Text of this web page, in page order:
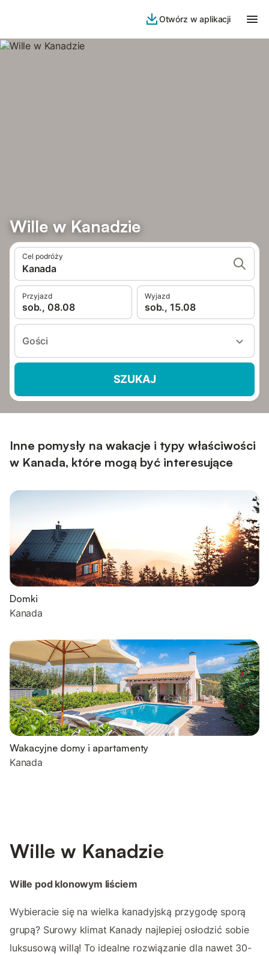
Otwórz w aplikacji
Wille w Kanadzie
Cel podróży
Kanada
Przyjazd
sob., 08.08
Wyjazd
sob., 15.08
Gości
SZUKAJ
Inne pomysły na wakacje i typy właściwości
w Kanada, które mogą być interesujące
Domki
Kanada
Wakacyjne domy i apartamenty
Kanada
Wille w Kanadzie
Wille pod klonowym liściem
Wybieracie się na wielka kanadyjską przygodę sporą
grupą? Surowy klimat Kanady najlepiej osłodzić sobie
luksusową willą! To idealne rozwiązanie dla nawet 30-